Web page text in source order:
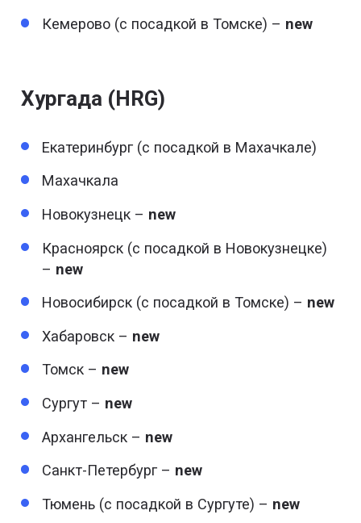
Кемерово (с посадкой в Томске) – new
Хургада (HRG)
Екатеринбург (с посадкой в Махачкале)
Махачкала
Новокузнецк – new
Красноярск (с посадкой в Новокузнецке)
– new
Новосибирск (с посадкой в Томске) – new
Хабаровск – new
Томск – new
Сургут – new
Архангельск – new
Санкт-Петербург – new
Тюмень (с посадкой в Сургуте) – new